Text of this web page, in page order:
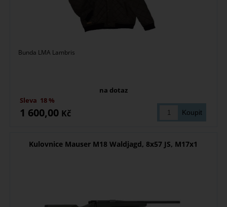
Bunda LMA Lambris
na dotaz
1 600,00 Kč
Sleva 18 %
Kulovnice Mauser M18 Waldjagd, 8x57 JS, M17x1